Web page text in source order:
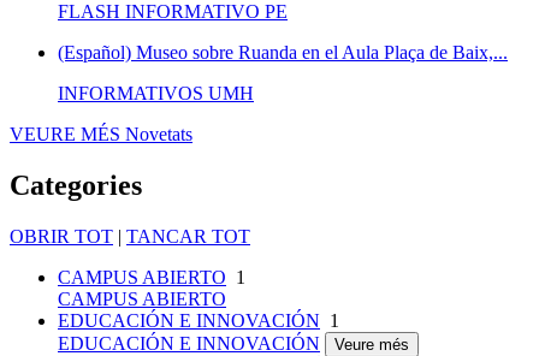
FLASH INFORMATIVO PE
(Español) Museo sobre Ruanda en el Aula Plaça de Baix,...
INFORMATIVOS UMH
VEURE MÉS Novetats
Categories
OBRIR TOT | TANCAR TOT
CAMPUS ABIERTO 1
CAMPUS ABIERTO
EDUCACIÓN E INNOVACIÓN 1
EDUCACIÓN E INNOVACIÓN
Veure més